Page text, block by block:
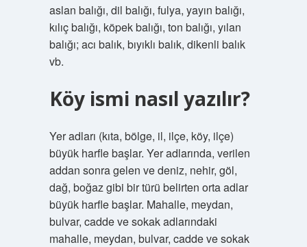
aslan balığı, dil balığı, fulya, yayın balığı,
kılıç balığı, köpek balığı, ton balığı, yılan
balığı; acı balık, bıyıklı balık, dikenli balık
vb.
Köy ismi nasıl yazılır?
Yer adları (kıta, bölge, il, ilçe, köy, ilçe)
büyük harfle başlar. Yer adlarında, verilen
addan sonra gelen ve deniz, nehir, göl,
dağ, boğaz gibi bir türü belirten orta adlar
büyük harfle başlar. Mahalle, meydan,
bulvar, cadde ve sokak adlarındaki
mahalle, meydan, bulvar, cadde ve sokak